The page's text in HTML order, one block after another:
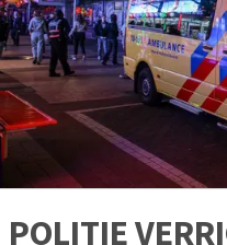
POLITIE